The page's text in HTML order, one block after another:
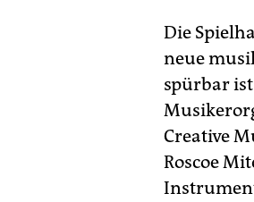
Die
neue
spürbar
Creative
Roscoe